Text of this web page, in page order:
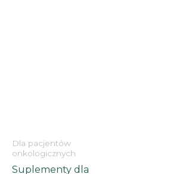
Dla pacjentów
onkologicznych
Suplementy dla